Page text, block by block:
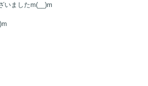
いましたm(__)m